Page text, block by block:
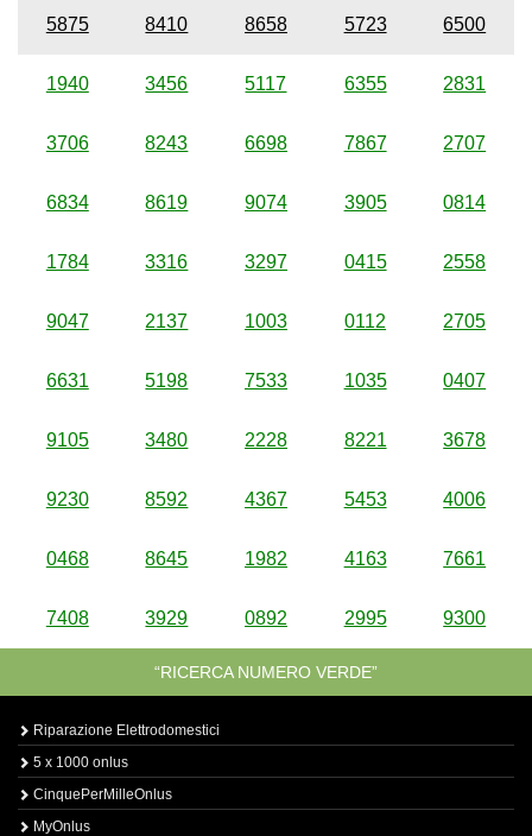
5875 8410 8658 5723 6500
1940 3456 5117 6355 2831
3706 8243 6698 7867 2707
6834 8619 9074 3905 0814
1784 3316 3297 0415 2558
9047 2137 1003 0112 2705
6631 5198 7533 1035 0407
9105 3480 2228 8221 3678
9230 8592 4367 5453 4006
0468 8645 1982 4163 7661
7408 3929 0892 2995 9300
“RICERCA NUMERO VERDE”
Riparazione Elettrodomestici
5 x 1000 onlus
CinquePerMilleOnlus
MyOnlus